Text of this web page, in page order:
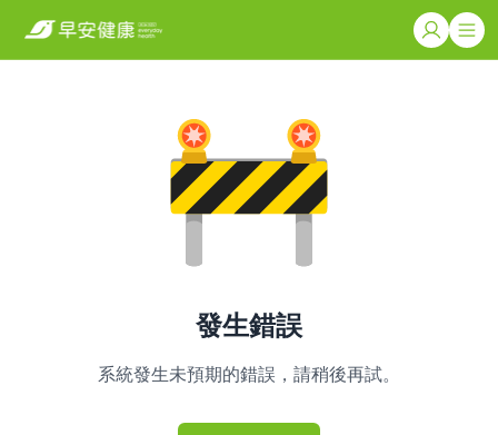
發生錯誤
系統發生未預期的錯誤，請稍後再試。